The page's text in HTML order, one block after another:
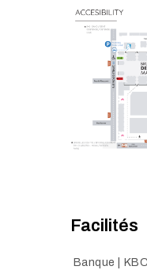
Facilités
Banque |